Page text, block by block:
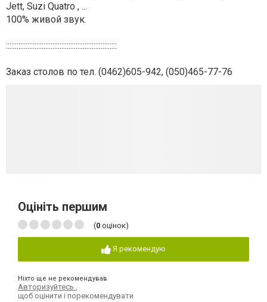
Jett, Suzi Quatro , ...
100% живой звук.
::::::::::::::::::::::::::::::::::::::::::::::::::::::::::::::
Заказ столов по тел. (0462)605-942, (050)465-77-76
Оцініть першим
(0 оцінок)
Я рекомендую
Ніхто ще не рекомендував
Авторизуйтесь
щоб оцінити і порекомендувати